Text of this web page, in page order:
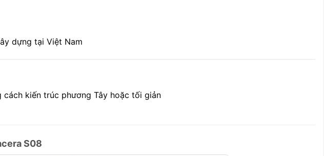
dựng tại Việt Nam
kiến trúc phương Tây hoặc tối giản
S08